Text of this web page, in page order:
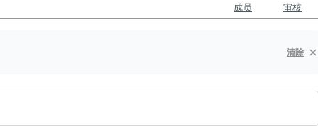
成员 审核
清除